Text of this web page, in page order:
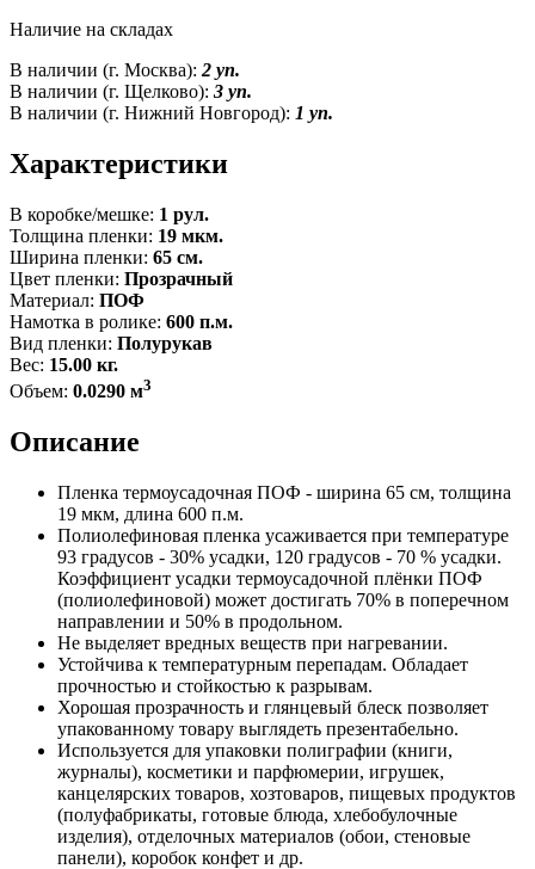
Наличие на складах
В наличии (г. Москва): 2 уп.
В наличии (г. Щелково): 3 уп.
В наличии (г. Нижний Новгород): 1 уп.
Характеристики
В коробке/мешке: 1 рул.
Толщина пленки: 19 мкм.
Ширина пленки: 65 см.
Цвет пленки: Прозрачный
Материал: ПОФ
Намотка в ролике: 600 п.м.
Вид пленки: Полурукав
Вес: 15.00 кг.
Объем: 0.0290 м3
Описание
Пленка термоусадочная ПОФ - ширина 65 см, толщина
19 мкм, длина 600 п.м.
Полиолефиновая пленка усаживается при температуре
93 градусов - 30% усадки, 120 градусов - 70 % усадки.
Коэффициент усадки термоусадочной плёнки ПОФ
(полиолефиновой) может достигать 70% в поперечном
направлении и 50% в продольном.
Не выделяет вредных веществ при нагревании.
Устойчива к температурным перепадам. Обладает
прочностью и стойкостью к разрывам.
Хорошая прозрачность и глянцевый блеск позволяет
упакованному товару выглядеть презентабельно.
Используется для упаковки полиграфии (книги,
журналы), косметики и парфюмерии, игрушек,
канцелярских товаров, хозтоваров, пищевых продуктов
(полуфабрикаты, готовые блюда, хлебобулочные
изделия), отделочных материалов (обои, стеновые
панели), коробок конфет и др.